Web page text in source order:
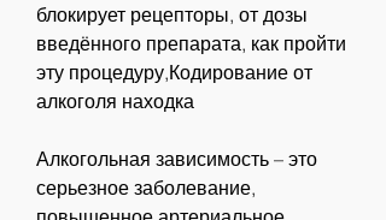
блокирует рецепторы, от дозы
введённого препарата, как пройти
эту процедуру,Кодирование от
алкоголя находка
Алкогольная зависимость – это
серьезное заболевание,